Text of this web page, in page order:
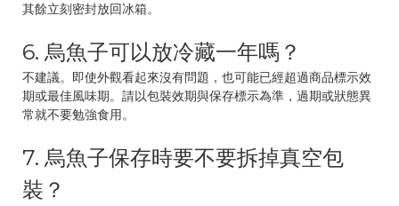
其餘立刻密封放回冰箱。
6. 烏魚子可以放冷藏一年嗎？
不建議。即使外觀看起來沒有問題，也可能已經超過商品標示效
期或最佳風味期。請以包裝效期與保存標示為準，過期或狀態異
常就不要勉強食用。
7. 烏魚子保存時要不要拆掉真空包
裝？